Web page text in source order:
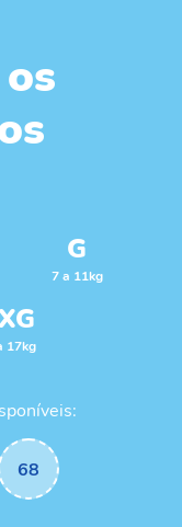
G
7 a 11kg
17kg
68